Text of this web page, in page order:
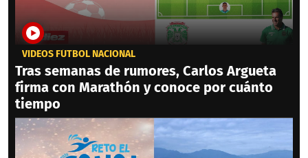
VIDEOS FÚTBOL NACIONAL
Tras semanas de rumores, Carlos Argueta
firma con Marathón y conoce por cuánto
tiempo